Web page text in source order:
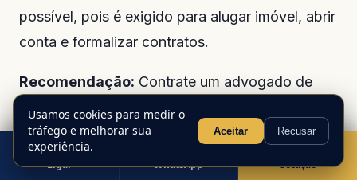
possível, pois é exigido para alugar imóvel, abrir
conta e formalizar contratos.
Recomendação: Contrate um advogado de
imigração ou assessoria jurídica especializada
para acompanhar seu processo. O custo
compensa diante da complexidade burocrática
Ligar WhatsApp Cotação
Usamos cookies para medir o
tráfego e melhorar sua
experiência.
Aceitar Recusar